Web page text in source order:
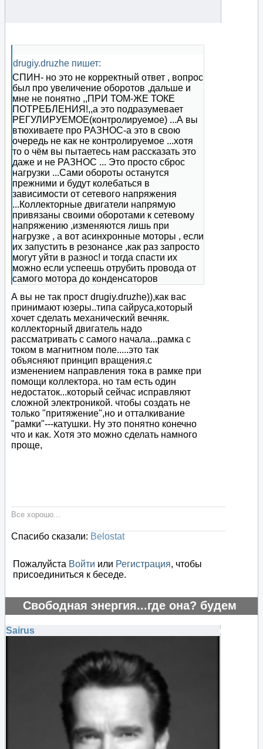
drugiy.druzhe пишет:
СПИН- но это не корректный ответ , вопрос
был про увеличение оборотов ,дальше и
мне не понятно ,,ПРИ ТОМ-ЖЕ ТОКЕ
ПОТРЕБЛЕНИЯ!,,а это подразумевает
РЕГУЛИРУЕМОЕ(контролируемое) ...А вы
втюхиваете про РАЗНОС-а это в свою
очередь не как не контролируемое ...хотя
то о чём вы пытаетесь нам рассказать это
даже и не РАЗНОС ... Это просто сброс
нагрузки ...Сами обороты останутся
прежними и будут колебаться в
зависимости от сетевого напряжения
...Коллекторные двигатели напрямую
привязаны своими оборотами к сетевому
напряжению ,изменяются лишь при
нагрузке , а вот асинхронные моторы , если
их запустить в резонансе ,как раз запросто
могут уйти в разнос! и тогда спасти их
можно если успеешь отрубить провода от
самого мотора до конденсаторов
А вы не так прост drugiy.druzhe)),как вас
принимают юзеры..типа сайруса,который
хочет сделать механический вечняк.
коллекторный двигатель надо
рассматривать с самого начала...рамка с
током в магнитном поле.....это так
объясняют принцип вращения.с
изменением направления тока в рамке при
помощи коллектора. но там есть один
недостаток...который сейчас исправляют
сложной электроникой. чтобы создать не
только "притяжение",но и отталкивание
"рамки"---катушки. Ну это понятно конечно
что и как. Хотя это можно сделать намного
проще,
Все хорошо...
Спасибо сказали: Belostat
Пожалуйста Войти или Регистрация, чтобы
присоединиться к беседе.
Свободная энергия...где она? будем
искать..
#123063
Sairus